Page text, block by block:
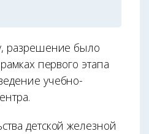
разрешение было
первого этапа
учебно-
детской железной